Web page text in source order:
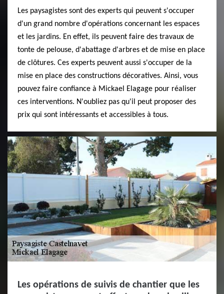
Les paysagistes sont des experts qui peuvent s'occuper
d'un grand nombre d'opérations concernant les espaces
et les jardins. En effet, ils peuvent faire des travaux de
tonte de pelouse, d'abattage d'arbres et de mise en place
de clôtures. Ces experts peuvent aussi s'occuper de la
mise en place des constructions décoratives. Ainsi, vous
pouvez faire confiance à Mickael Elagage pour réaliser
ces interventions. N'oubliez pas qu'il peut proposer des
prix qui sont intéressants et accessibles à tous.
Les opérations de suivis de chantier que les